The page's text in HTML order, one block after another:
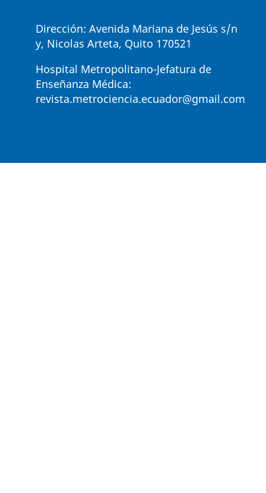
Dirección: Avenida Mariana de Jesús s/n
y, Nicolas Arteta, Quito 170521
Hospital Metropolitano-Jefatura de
Enseñanza Médica:
revista.metrociencia.ecuador@gmail.com